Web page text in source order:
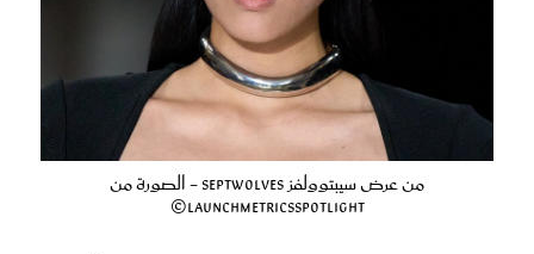
من عرض سيبتوولفز Septwolves - الصورة من
LaunchmetricsSpotlight©